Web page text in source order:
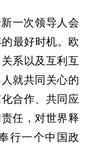
一次领导人会
最好时机。欧
系以及互利互
就共同关心的
合作、共同应
任，对世界释
行一个中国政